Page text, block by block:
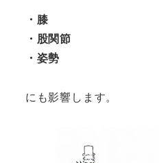
・膝
・股関節
・姿勢
にも影響します。